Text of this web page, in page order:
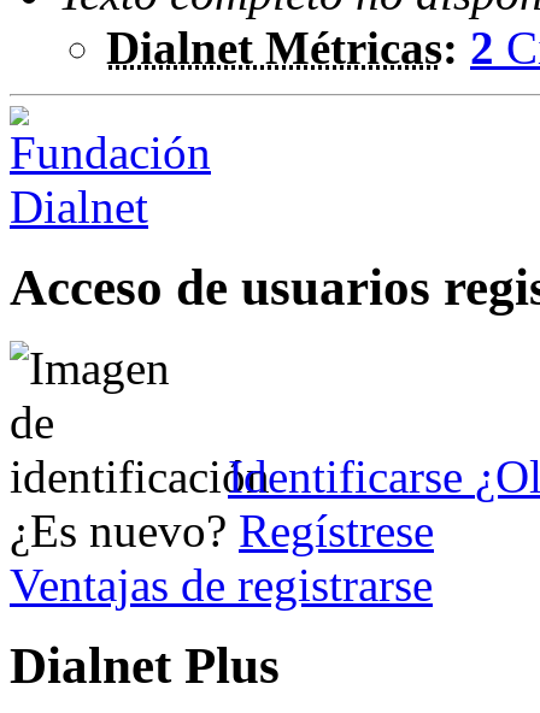
Dialnet Métricas: 2
Acceso de usuarios
Identificarse
¿Es nuevo? Regístrese
Ventajas de registrarse
Dialnet Plus